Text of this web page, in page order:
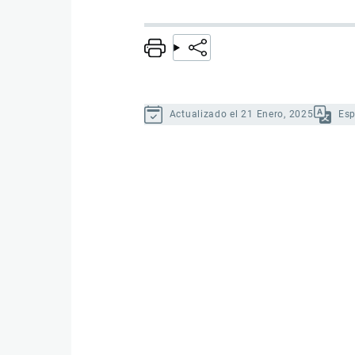
Actualizado el 21 Enero, 2025